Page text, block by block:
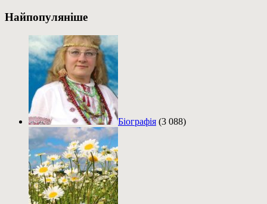
Найпопуляніше
Біографія (3 088)